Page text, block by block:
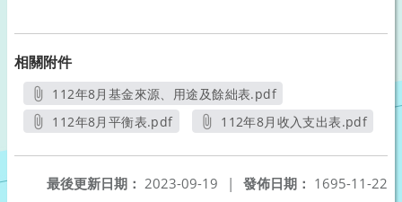
相關附件
112年8月基金來源、用途及餘絀表.pdf
另開新視窗
112年8月平衡表.pdf
112年8月收入支出表.pdf
發佈日期： 1695-11-22
最後更新日期： 2023-09-19
|